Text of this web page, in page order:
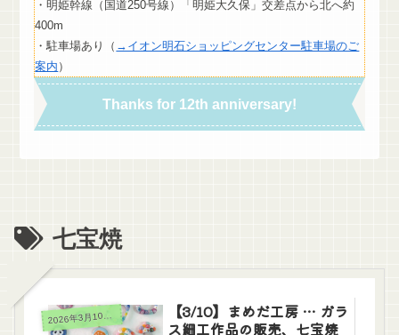
・明姫幹線（国道250号線）「明姫大久保」交差点から北へ約
400m
・駐車場あり（ →イオン明石ショッピングセンター駐車場のご
案内 ）
Thanks for 12th anniversary!
七宝焼
2
026年3月10日(火)
【3/10】まめだ工房 … ガラ
ス細工作品の販売、七宝焼